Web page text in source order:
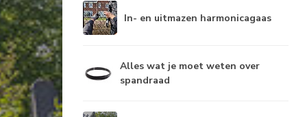
In- en uitmazen harmonicagaas
Alles wat je moet weten over
spandraad